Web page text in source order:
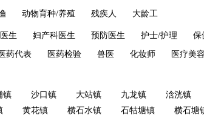
动物育种/养殖 残疾人 大龄工
生 妇产科医生 预防医生 护士/护理 保
医药代表 医药检验 兽医 化妆师 医疗美
镇 沙口镇 大站镇 九龙镇 浛洸镇
黄花镇 横石水镇 石牯塘镇 横石塘